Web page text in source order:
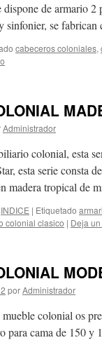
dispone de armario
sinfonier, se
cabeceros coloniales,
Administrador
colonial, esta
esta serie consta
madera tropical de
INDICE | Etiquetado
colonial clasico | Deja
porAdministrador
colonial os
para cama de 150